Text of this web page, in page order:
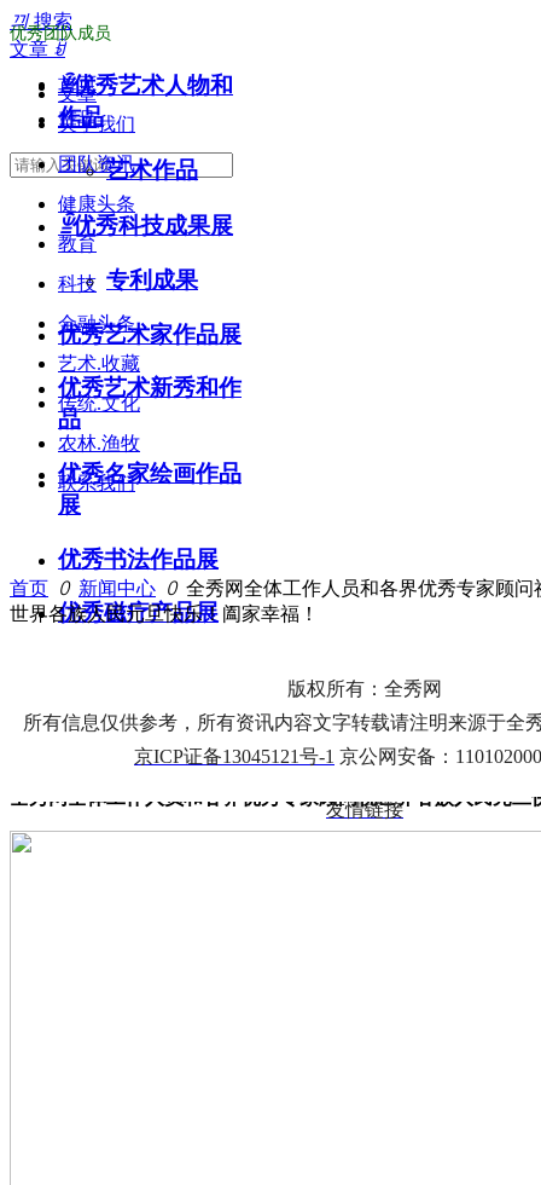
끠 搜索
文章 ꀁ
文章
产品
首页
关于我们
团队资讯
健康头条
教育
科技
金融头条
艺术.收藏
传统.文化
农林.渔牧
联系我们
优秀团队成员
ꁇ优秀艺术人物和
作品
艺术作品
ꁇ优秀科技成果展
专利成果
优秀艺术家作品展
优秀艺术新秀和作
品
优秀名家绘画作品
展
优秀书法作品展
优秀磁疗产品展
优秀雕塑艺术展
首页 ꄲ 新闻中心 ꄲ 全秀网全体工作人员和各界优秀专家顾问
世界各族人民元旦快乐！阖家幸福！
全秀网全体工作人员和各界优
民元旦快乐！阖家幸福！
全秀网全体工作人员和各界优秀专家顾问祝世界各族人民元旦
版权所有：全秀网
所有信息仅供参考，所有资讯内容文字转载请注明来源于全
京ICP证备13045121号-1 京公网安备：
友情链接